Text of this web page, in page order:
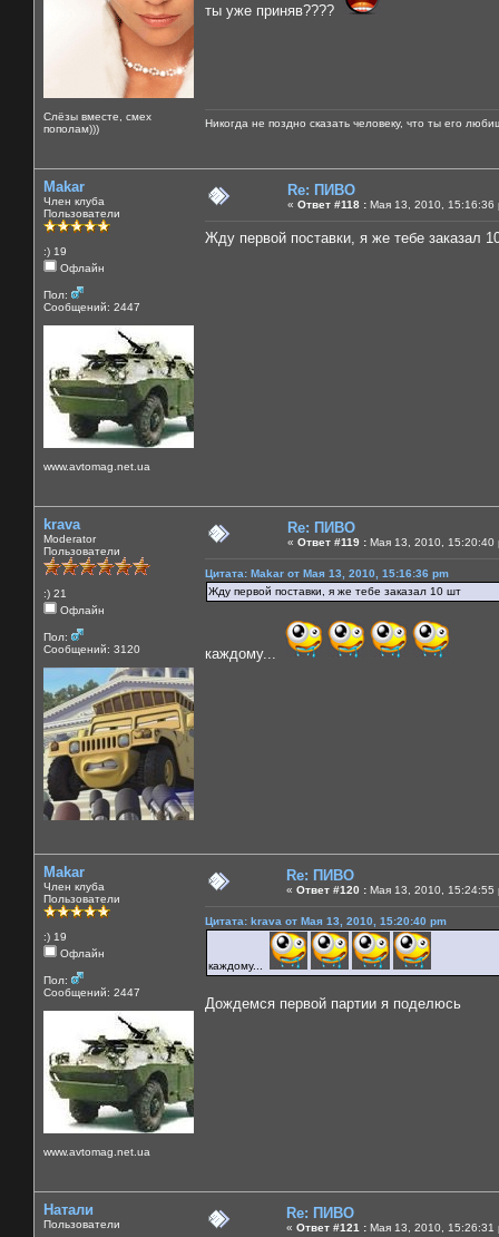
Слёзы вместе, смех
пополам)))
ты уже приняв????
Никогда не поздно сказать человеку, что ты его
Makar
Член клуба
Пользователи
:) 19
Офлайн
Пол:
Сообщений: 2447
www.avtomag.net.ua
Re: ПИВО
« Ответ #118 : Мая 13, 2010, 15:16:36
Жду первой поставки, я же тебе заказал
krava
Moderator
Пользователи
:) 21
Офлайн
Пол:
Сообщений: 3120
Re: ПИВО
« Ответ #119 : Мая 13, 2010, 15:20:40
Цитата: Makar от Мая 13, 2010, 15:16:36 pm
Жду первой поставки, я же тебе заказал 10 шт
каждому...
Makar
Член клуба
Пользователи
:) 19
Офлайн
Пол:
Сообщений: 2447
www.avtomag.net.ua
Re: ПИВО
« Ответ #120 : Мая 13, 2010, 15:24:55
Цитата: krava от Мая 13, 2010, 15:20:40 pm
каждому...
Дождемся первой партии я поделюсь
Натали
Пользователи
Re: ПИВО
« Ответ #121 : Мая 13, 2010, 15:26:31